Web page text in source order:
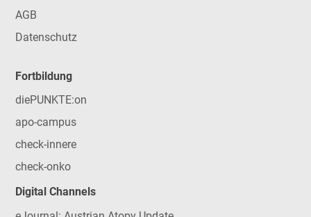
AGB
Datenschutz
Fortbildung
diePUNKTE:on
apo-campus
check-innere
check-onko
Digital Channels